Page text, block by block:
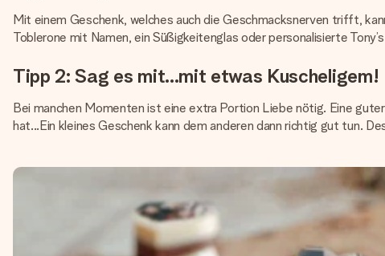
Mit einem Geschenk, welches auch die Geschmacksnerven trifft,
Toblerone mit Namen, ein Süßigkeitenglas oder personalisierte
Tipp 2: Sag es mit...mit etwas Kuscheligem!
Bei manchen Momenten ist eine extra Portion Liebe nötig. Eine
hat...Ein kleines Geschenk kann dem anderen dann richtig gut tun.